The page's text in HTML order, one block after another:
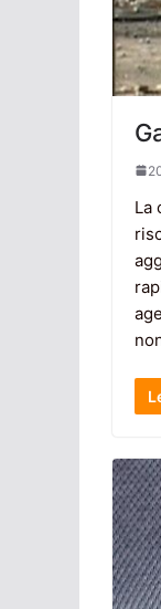
La